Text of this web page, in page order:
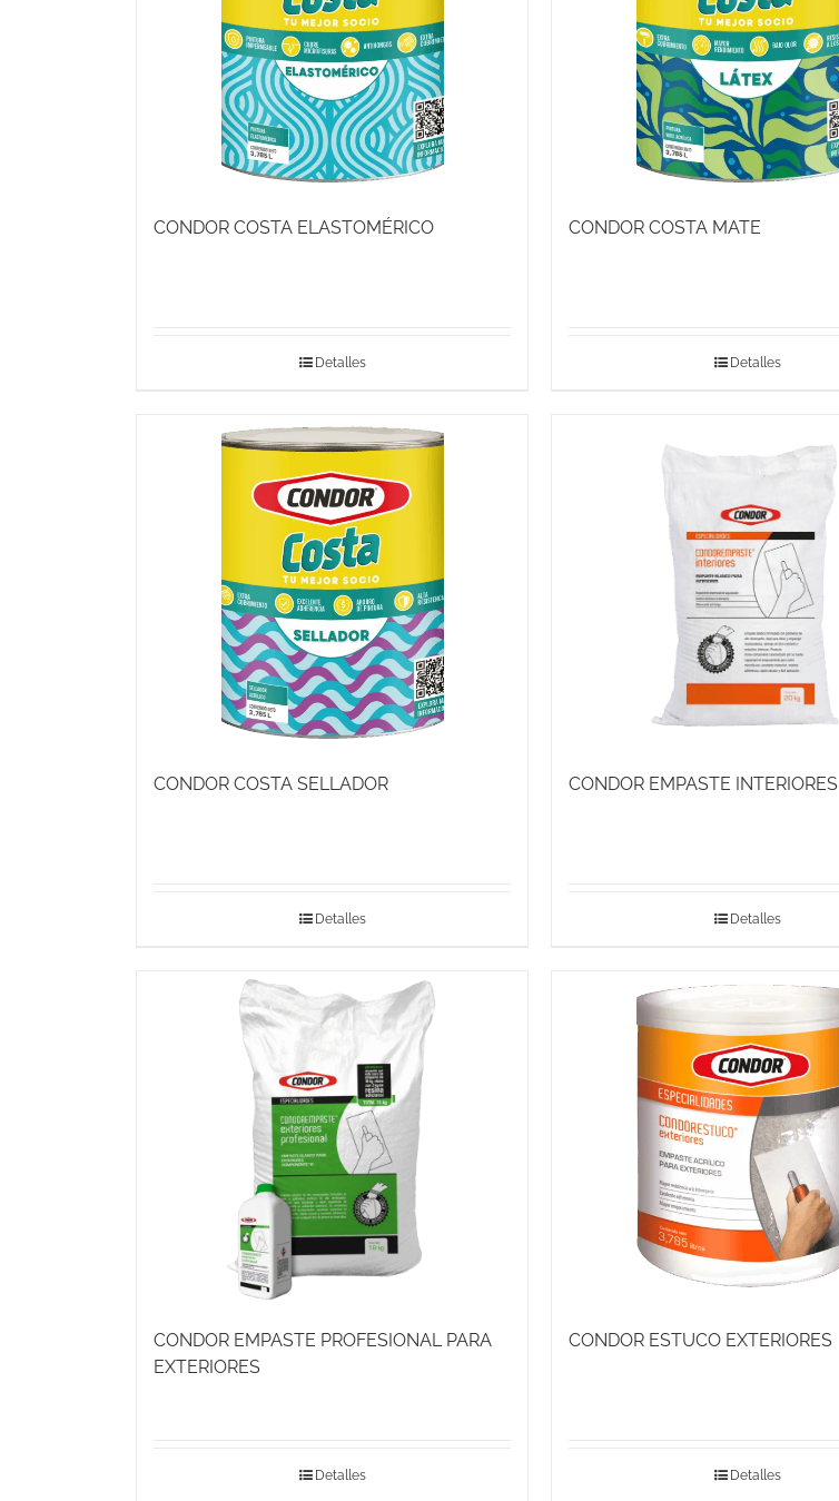
CONDOR COSTA ELASTOMÉRICO
Detalles
CONDOR COSTA MATE
Detalles
CONDOR COSTA SELLADOR
Detalles
CONDOR EMPASTE INTERIORES
Detalles
CONDOR EMPASTE PROFESIONAL PARA
EXTERIORES
Detalles
CONDOR ESTUCO EXTERIORES
Detalles